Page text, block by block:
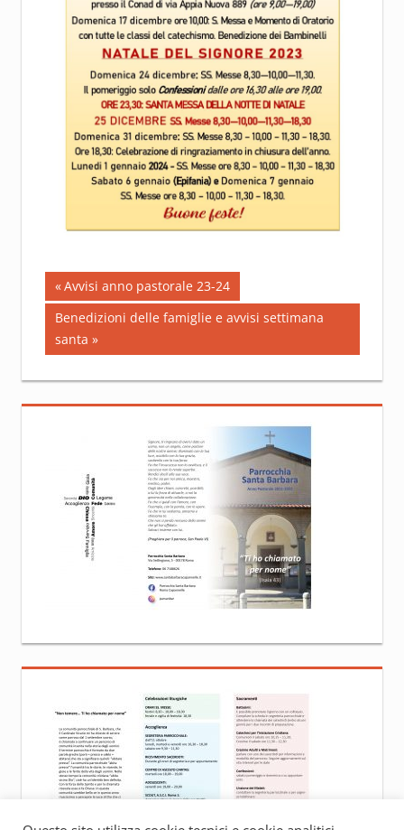
Navigazione
articoli
Previous
Post:
Avvisi anno pastorale 23-24
Next
Post:
Benedizioni delle famiglie e avvisi settimana
santa